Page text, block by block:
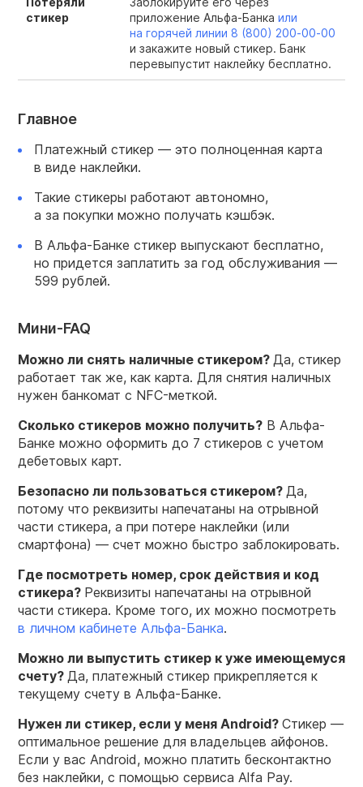
стикер
приложение Альфа-Банка или
на горячей линии 8 (800) 200‑00‑00
и закажите новый стикер. Банк
перевыпустит наклейку бесплатно.
Главное
Платежный стикер — это полноценная карта
в виде наклейки.
Такие стикеры работают автономно,
а за покупки можно получать кэшбэк.
В Альфа-Банке стикер выпускают бесплатно,
но придется заплатить за год обслуживания —
599 рублей.
Мини-FAQ
Можно ли снять наличные стикером? Да, стикер
работает так же, как карта. Для снятия наличных
нужен банкомат с NFC-меткой.
Сколько стикеров можно получить? В Альфа-
Банке можно оформить до 7 стикеров с учетом
дебетовых карт.
Безопасно ли пользоваться стикером? Да,
потому что реквизиты напечатаны на отрывной
части стикера, а при потере наклейки (или
смартфона) — счет можно быстро заблокировать.
Где посмотреть номер, срок действия и код
стикера? Реквизиты напечатаны на отрывной
части стикера. Кроме того, их можно посмотреть
в личном кабинете Альфа-Банка.
Можно ли выпустить стикер к уже имеющемуся
счету? Да, платежный стикер прикрепляется к
текущему счету в Альфа-Банке.
Нужен ли стикер, если у меня Android? Стикер —
оптимальное решение для владельцев айфонов.
Если у вас Android, можно платить бесконтактно
без наклейки, с помощью сервиса Alfa Pay.